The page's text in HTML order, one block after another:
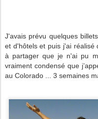
J'avais prévu quelques
et d'hôtels et puis j'ai réalisé
à partager que je n'ai pu
vraiment condensé que
au Colorado ... 3 semaines